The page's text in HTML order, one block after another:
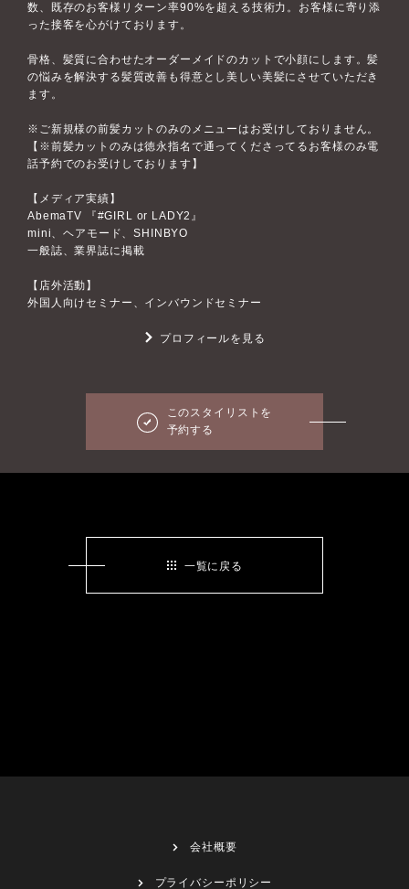
数、既存のお客様リターン率90%を超える技術力。お客様に寄り添
った接客を心がけております。
骨格、髪質に合わせたオーダーメイドのカットで小顔にします。髪
の悩みを解決する髪質改善も得意とし美しい美髪にさせていただき
ます。
※ご新規様の前髪カットのみのメニューはお受けしておりません。
【※前髪カットのみは徳永指名で通ってくださってるお客様のみ電
話予約でのお受けしております】
【メディア実績】
AbemaTV 『#GIRL or LADY2』
mini、ヘアモード、SHINBYO
一般誌、業界誌に掲載
【店外活動】
外国人向けセミナー、インバウンドセミナー
プロフィールを見る
このスタイリストを
予約する
一覧に戻る
会社概要
プライバシーポリシー